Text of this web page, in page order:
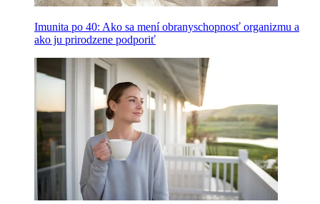
Imunita po 40: Ako sa mení obranyschopnosť organizmu a
ako ju prirodzene podporiť